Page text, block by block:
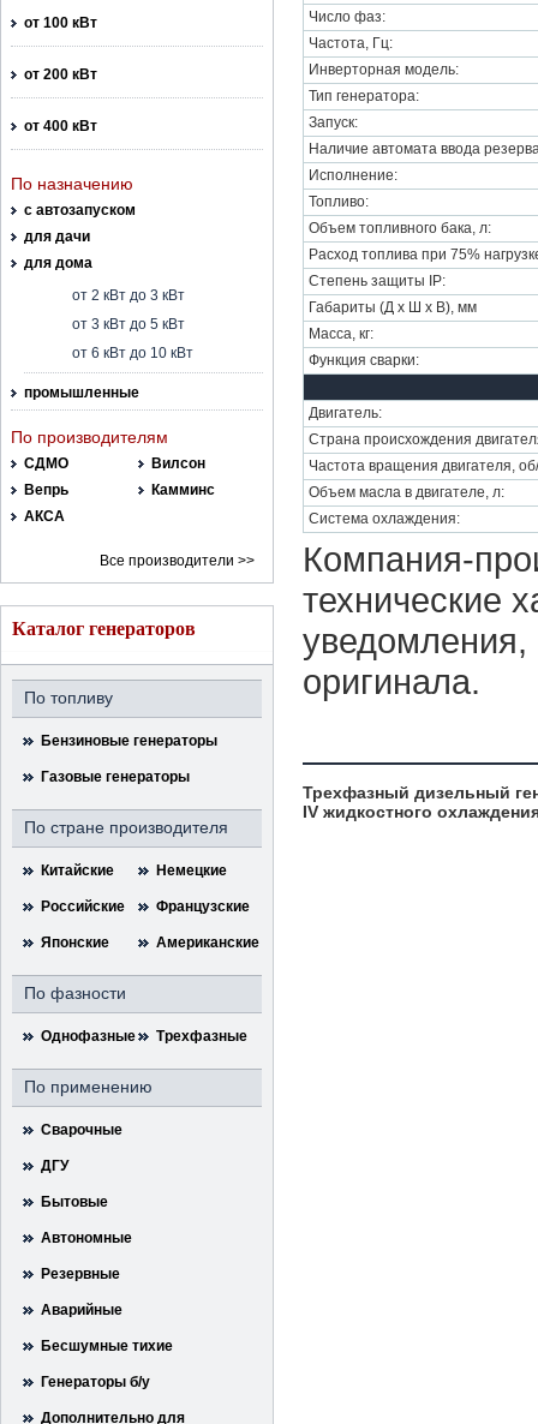
от 100 кВт
от 200 кВт
от 400 кВт
По назначению
с автозапуском
для дачи
для дома
от 2 кВт до 3 кВт
от 3 кВт до 5 кВт
от 6 кВт до 10 кВт
промышленные
По производителям
СДМО
Вилсон
Вепрь
Камминс
АКСА
Все производители >>
Каталог генераторов
По топливу
Бензиновые генераторы
Газовые генераторы
По стране производителя
Китайские Немецкие
Российские Французские
Японские Американские
По фазности
Однофазные Трехфазные
По применению
Сварочные
ДГУ
Бытовые
Автономные
Резервные
Аварийные
Бесшумные тихие
Генераторы б/у
Дополнительно для
Число фаз:
Частота, Гц:
Инверторная модель:
Тип генератора:
Запуск:
Наличие автомата ввода
Исполнение:
Топливо:
Объем топливного бака, л:
Расход топлива при 75%
Степень защиты IP:
Габариты (Д х Ш х В), мм
Масса, кг:
Функция сварки:
Двигатель:
Страна происхождения
Частота вращения двигателя,
Объем масла в двигателе, л:
Система охлаждения:
Компания-
технические
уведомления,
оригинала.
Трехфазный дизельный
IV жидкостного